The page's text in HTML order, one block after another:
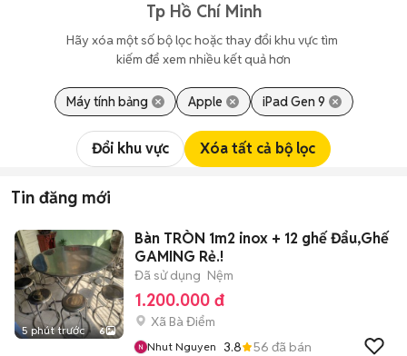
Tp Hồ Chí Minh
Hãy xóa một số bộ lọc hoặc thay đổi khu vực tìm
kiếm để xem nhiều kết quả hơn
Máy tính bảng Apple iPad Gen 9
Đổi khu vực Xóa tất cả bộ lọc
Tin đăng mới
5 phút trước 6
Bàn TRÒN 1m2 inox + 12 ghế Đẩu,Ghế
GAMING Rẻ.!
Đã sử dụng Nệm
1.200.000 đ
Xã Bà Điểm
Nhut Nguyen 3.8 56 đã bán